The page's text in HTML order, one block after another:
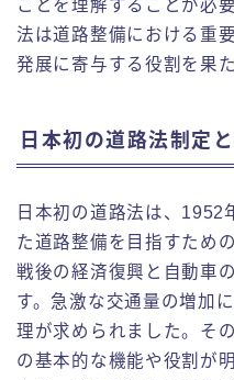
ことを理解することが必
法は道路整備における重
発展に寄与する役割を果
日本初の道路法制定
日本初の道路法は、1952
た道路整備を目指すため
戦後の経済復興と自動車
す。急激な交通量の増加
理が求められました。そ
の基本的な機能や役割が